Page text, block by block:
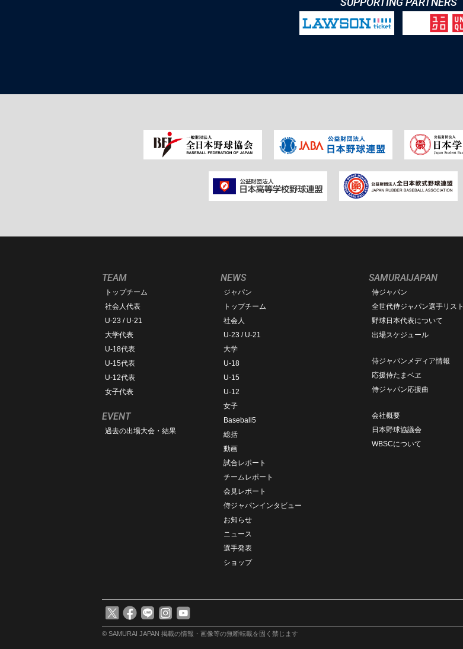
TEAM
トップチーム
社会人代表
U-23 / U-21
大学代表
U-18代表
U-15代表
U-12代表
女子代表
EVENT
過去の出場大会・結果
NEWS
ジャパン
トップチーム
社会人
U-23 / U-21
大学
U-18
U-15
U-12
女子
Baseball5
総括
動画
試合レポート
チームレポート
会見レポート
侍ジャパンインタビュー
お知らせ
ニュース
選手発表
ショップ
SAMURAIJAPAN
侍ジャパン
全世代侍ジャパン選手リスト
野球日本代表について
出場スケジュール
侍ジャパンメディア情報
応援侍たまベヱ
侍ジャパン応援曲
会社概要
日本野球協議会
WBSCについて
© SAMURAI JAPAN 掲載の情報・画像等の無断転載を固く禁じます